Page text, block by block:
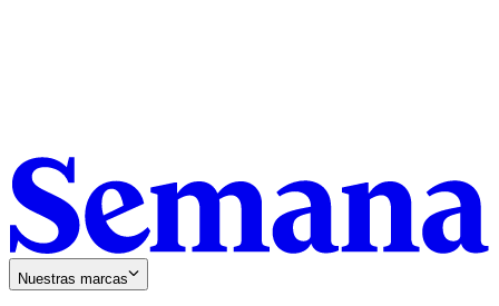
Nuestras marcas